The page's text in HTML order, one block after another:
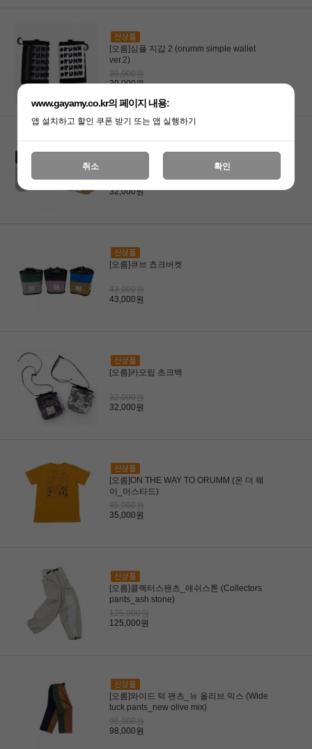
[오름]심플 지갑 2 (orumm simple wallet
ver.2)
39,000원
39,000원
[오름]메탈립 초크백
32,000원
32,000원
[오름]큐브 쵸크버켓
43,000원
43,000원
[오름]카모립 초크백
32,000원
32,000원
[오름]ON THE WAY TO ORUMM (온 더 웨
이_머스타드)
35,000원
35,000원
[오름]콜렉터스팬츠_애쉬스톤 (Collectors
pants_ash stone)
125,000원
125,000원
[오름]와이드 턱 팬츠_뉴 올리브 믹스 (Wide
tuck pants_new olive mix)
98,000원
98,000원
www.gayamy.co.kr의 페이지 내용:
앱 설치하고 할인 쿠폰 받기 또는 앱 실행하기
취소 확인